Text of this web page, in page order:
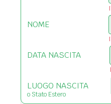
NOME
DATA NASCITA
LUOGO NASCITA
o Stato Estero